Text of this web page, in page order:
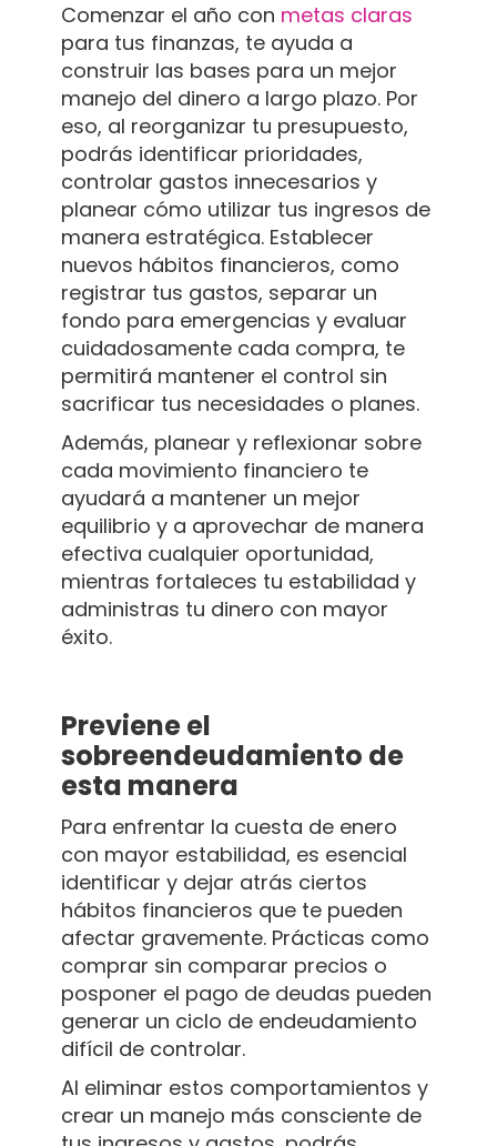
Comenzar el año con metas claras
para tus finanzas, te ayuda a
construir las bases para un mejor
manejo del dinero a largo plazo. Por
eso, al reorganizar tu presupuesto,
podrás identificar prioridades,
controlar gastos innecesarios y
planear cómo utilizar tus ingresos de
manera estratégica. Establecer
nuevos hábitos financieros, como
registrar tus gastos, separar un
fondo para emergencias y evaluar
cuidadosamente cada compra, te
permitirá mantener el control sin
sacrificar tus necesidades o planes.
Además, planear y reflexionar sobre
cada movimiento financiero te
ayudará a mantener un mejor
equilibrio y a aprovechar de manera
efectiva cualquier oportunidad,
mientras fortaleces tu estabilidad y
administras tu dinero con mayor
éxito.
Previene el
sobreendeudamiento de
esta manera
Para enfrentar la cuesta de enero
con mayor estabilidad, es esencial
identificar y dejar atrás ciertos
hábitos financieros que te pueden
afectar gravemente. Prácticas como
comprar sin comparar precios o
posponer el pago de deudas pueden
generar un ciclo de endeudamiento
difícil de controlar.
Al eliminar estos comportamientos y
crear un manejo más consciente de